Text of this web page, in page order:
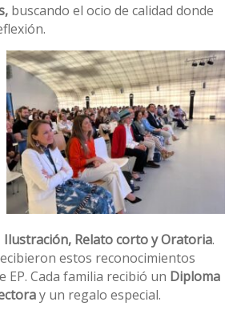
buscando el ocio de calidad donde
Ilustración, Relato corto y Oratoria.
estos reconocimientos
EP. Cada familia recibió un Diploma
y un regalo especial.